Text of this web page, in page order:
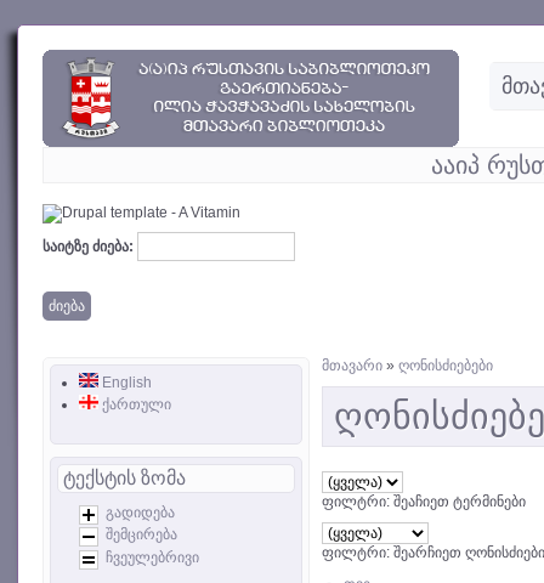
ააიპ
საიტზე ძიება:
English
ქართული
ტექსტის ზომა
გადიდება
შემცირება
ჩვეულებრივი
მთავარი » ღონისძიებები
ფილტრი: შეაჩიეთ ტერმინები
ფილტრი: შეარჩიეთ